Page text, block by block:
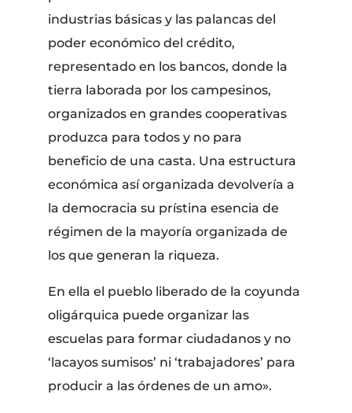
industrias básicas y las palancas del
poder económico del crédito,
representado en los bancos, donde la
tierra laborada por los campesinos,
organizados en grandes cooperativas
produzca para todos y no para
beneficio de una casta. Una estructura
económica así organizada devolvería a
la democracia su prístina esencia de
régimen de la mayoría organizada de
los que generan la riqueza.
En ella el pueblo liberado de la coyunda
oligárquica puede organizar las
escuelas para formar ciudadanos y no
‘lacayos sumisos’ ni ‘trabajadores’ para
producir a las órdenes de un amo».